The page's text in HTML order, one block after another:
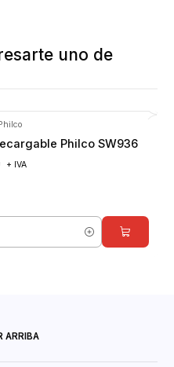
uno de
Philco
Philco SW936
+ IVA
ARRIBA